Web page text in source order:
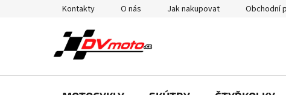
Kontakty O nás Jak nakupovat Obchodní